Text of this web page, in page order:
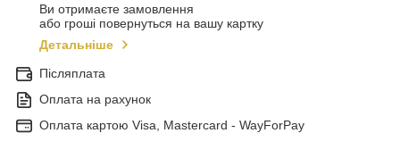
Ви отримаєте замовлення
або гроші повернуться на вашу картку
Детальніше
Післяплата
Оплата на рахунок
Оплата картою Visa, Mastercard - WayForPay